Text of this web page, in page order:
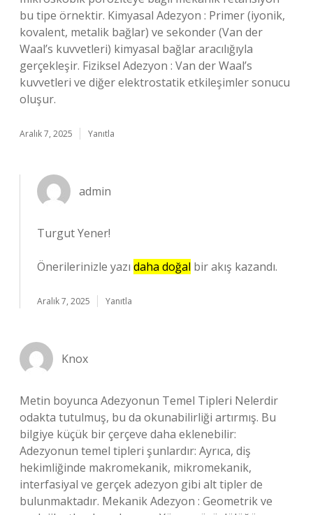
bu tipe örnektir. Kimyasal Adezyon : Primer (iyonik,
kovalent, metalik bağlar) ve sekonder (Van der
Waal’s kuvvetleri) kimyasal bağlar aracılığıyla
gerçekleşir. Fiziksel Adezyon : Van der Waal’s
kuvvetleri ve diğer elektrostatik etkileşimler sonucu
oluşur.
Aralık 7, 2025 Yanıtla
admin
Turgut Yener!
Önerilerinizle yazı daha doğal bir akış kazandı.
Aralık 7, 2025 Yanıtla
Knox
Metin boyunca Adezyonun Temel Tipleri Nelerdir
odakta tutulmuş, bu da okunabilirliği artırmış. Bu
bilgiye küçük bir çerçeve daha eklenebilir:
Adezyonun temel tipleri şunlardır: Ayrıca, diş
hekimliğinde makromekanik, mikromekanik,
interfasiyal ve gerçek adezyon gibi alt tipler de
bulunmaktadır. Mekanik Adezyon : Geometrik ve